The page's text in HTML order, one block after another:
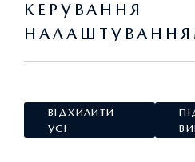
ЗАПИТАЙ
КЕРУВАННЯ
Завжди активні
COOKIE
ВІДХИЛИТИ
УСІ